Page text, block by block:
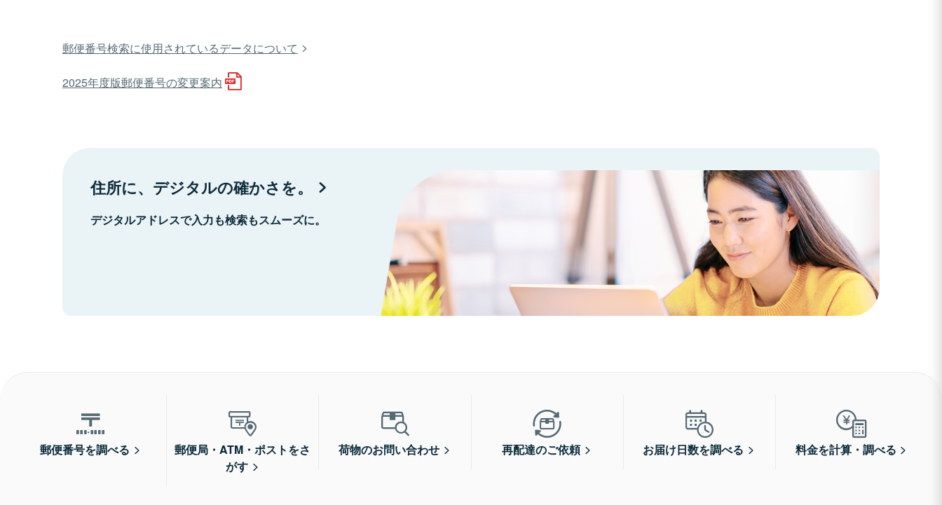
郵便番号検索に使用されているデータについて
2025年度版郵便番号の変更案内
住所に、デジタルの確かさを。
デジタルアドレスで入力も検索もスムーズに。
郵便番号を調べる
郵便局・ATM・ポストをさ
がす
荷物のお問い合わせ 再配達のご依頼 お届け日数を調べる 料金を計算・調べる